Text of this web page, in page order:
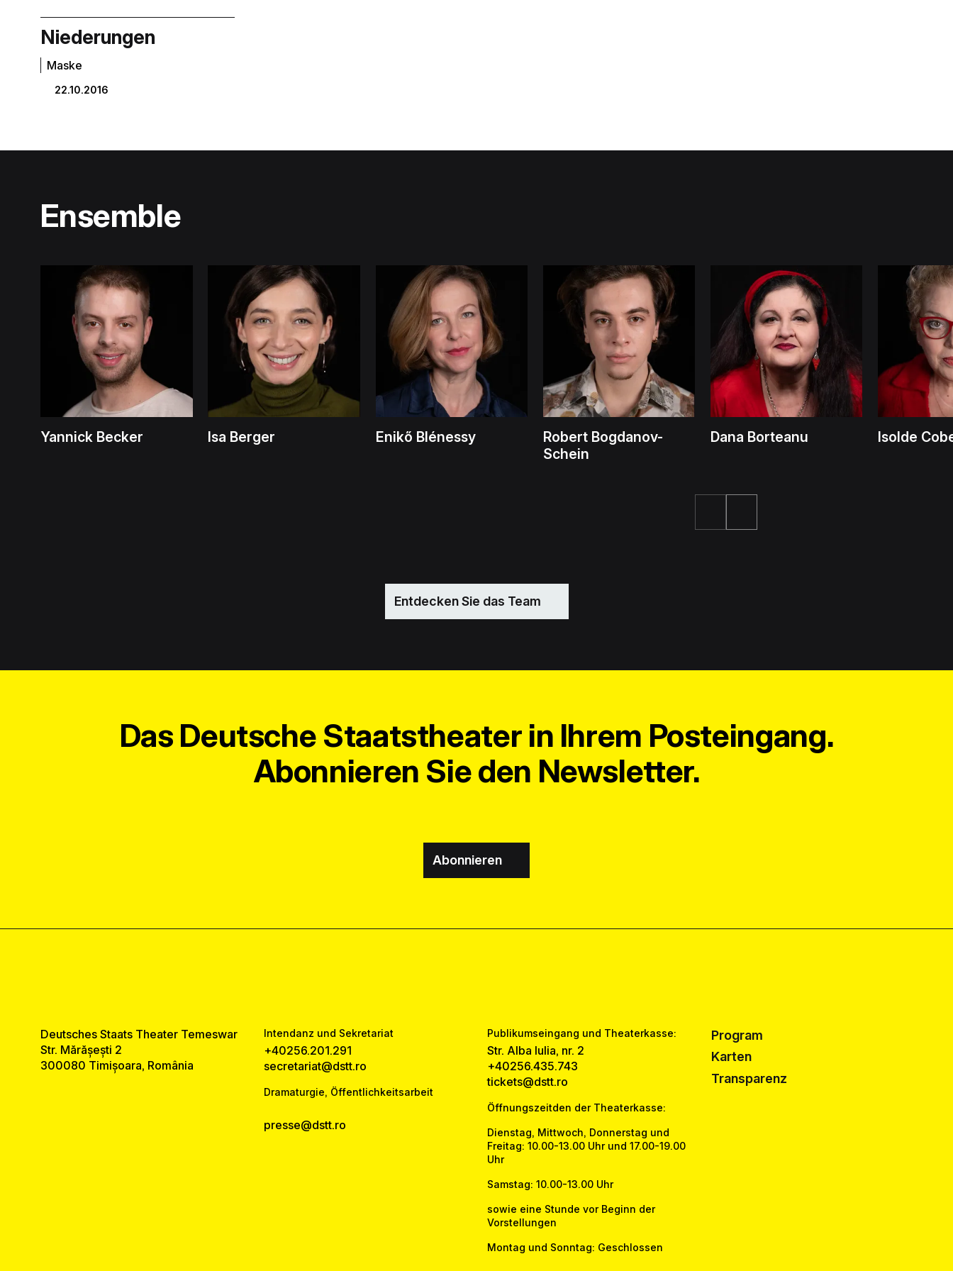
Niederungen
Maske
22.10.2016
Ensemble
Yannick Becker Isa Berger Enikő Blénessy
Robert Bogdanov-
Schein
Dana Borteanu Isolde
Entdecken Sie das Team
Das Deutsche Staatstheater in Ihrem Posteingang.
Abonnieren Sie den Newsletter.
Abonnieren
Deutsches Staats Theater Temeswar
Str. Mărășești 2
300080 Timișoara, România
Intendanz und Sekretariat
+40256.201.291
secretariat@dstt.ro
Dramaturgie, Öffentlichkeitsarbeit
presse@dstt.ro
Publikumseingang und Theaterkasse:
Str. Alba Iulia, nr. 2
+40256.435.743
tickets@dstt.ro
Öffnungszeitden der Theaterkasse:
Dienstag, Mittwoch, Donnerstag und
Freitag: 10.00-13.00 Uhr und 17.00-19.00
Uhr
Samstag: 10.00-13.00 Uhr
sowie eine Stunde vor Beginn der
Vorstellungen
Montag und Sonntag: Geschlossen
Program
Karten
Transparenz